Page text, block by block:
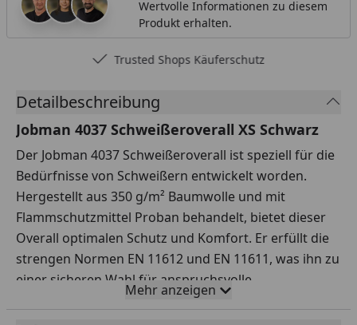
Wertvolle Informationen zu diesem
Produkt erhalten.
Trusted Shops Käuferschutz
Detailbeschreibung
Jobman 4037 Schweißeroverall XS Schwarz
Der Jobman 4037 Schweißeroverall ist speziell für die
Bedürfnisse von Schweißern entwickelt worden.
Hergestellt aus 350 g/m² Baumwolle und mit
Flammschutzmittel Proban behandelt, bietet dieser
Overall optimalen Schutz und Komfort. Er erfüllt die
strengen Normen EN 11612 und EN 11611, was ihn zu
einer sicheren Wahl für anspruchsvolle
Arbeitsumgebungen macht. Die aufgesetzten
Kniepolstertaschen sorgen für zusätzlichen Komfort
Mehr anzeigen